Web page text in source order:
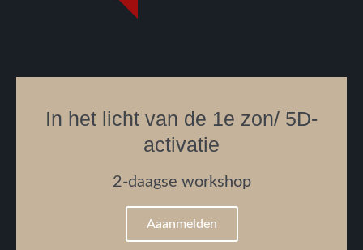
In het licht van de 1e zon/ 5D-
activatie
2-daagse workshop
Aaanmelden